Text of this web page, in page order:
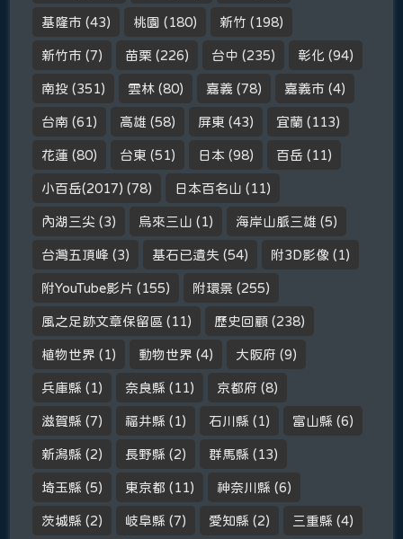
基隆市 (43) 桃園 (180) 新竹 (198)
新竹市 (7) 苗栗 (226) 台中 (235) 彰化 (94)
南投 (351) 雲林 (80) 嘉義 (78) 嘉義市 (4)
台南 (61) 高雄 (58) 屏東 (43) 宜蘭 (113)
花蓮 (80) 台東 (51) 日本 (98) 百岳 (11)
小百岳(2017) (78) 日本百名山 (11)
內湖三尖 (3) 烏來三山 (1) 海岸山脈三雄 (5)
台灣五頂峰 (3) 基石已遺失 (54) 附3D影像 (1)
附YouTube影片 (155) 附環景 (255)
風之足跡文章保留區 (11) 歷史回顧 (238)
植物世界 (1) 動物世界 (4) 大阪府 (9)
兵庫縣 (1) 奈良縣 (11) 京都府 (8)
滋賀縣 (7) 福井縣 (1) 石川縣 (1) 富山縣 (6)
新潟縣 (2) 長野縣 (2) 群馬縣 (13)
埼玉縣 (5) 東京都 (11) 神奈川縣 (6)
茨城縣 (2) 岐阜縣 (7) 愛知縣 (2) 三重縣 (4)